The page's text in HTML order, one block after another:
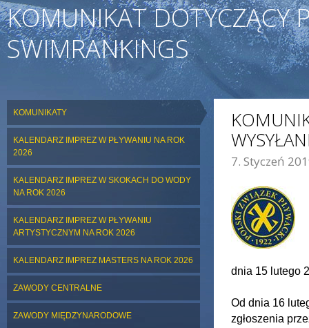
KOMUNIKAT DOTYCZĄCY
SWIMRANKINGS
KOMUNIKATY
KALENDARZ IMPREZ W PŁYWANIU NA ROK
2026
KALENDARZ IMPREZ W SKOKACH DO WODY
NA ROK 2026
KALENDARZ IMPREZ W PŁYWANIU
ARTYSTYCZNYM NA ROK 2026
KALENDARZ IMPREZ MASTERS NA ROK 2026
ZAWODY CENTRALNE
ZAWODY MIĘDZYNARODOWE
7. Styczeń
ZDJĘCIE GŁÓWNE:
dnia 15 lutego
Od dnia 16
zgłoszenia